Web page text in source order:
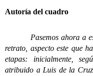
Autoría del cuadro
Pasemos ahora a
retrato, aspecto este que
etapas: inicialmente,
atribuido a Luis de la